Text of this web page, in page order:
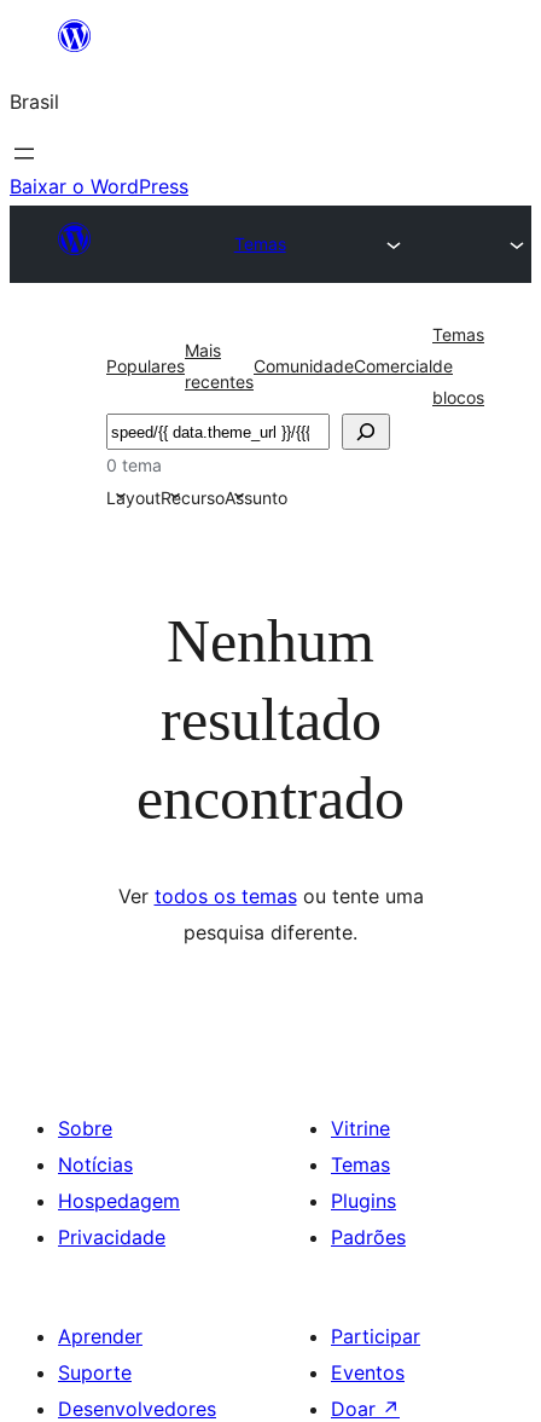
o
conteúdo
Brasil
Baixar o WordPress
Temas
Populares
Mais
recentes
ComunidadeComercial
Temas
de
blocos
Pesquisar
0 tema
LayoutRecursoAssunto
Nenhum
resultado
encontrado
Ver todos os temasou tente uma
pesquisa diferente.
Sobre
Notícias
Hospedagem
Privacidade
Vitrine
Temas
Plugins
Padrões
Aprender
Suporte
Desenvolvedores
Participar
Eventos
Doar ↗